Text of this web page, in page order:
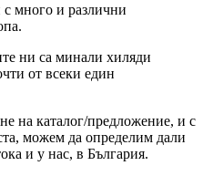
много и различни
ни са минали хиляди
от всеки един
на каталог/предложение, и с
можем да определим дали
и у нас, в България.